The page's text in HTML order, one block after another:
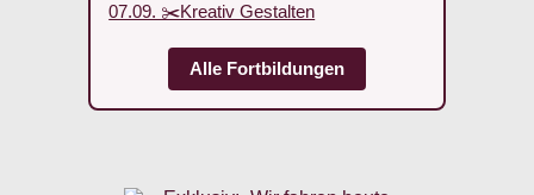
07.09. ✂️Kreativ Gestalten
Alle Fortbildungen